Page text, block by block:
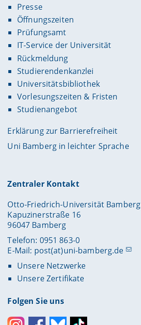
Presse
Öffnungszeiten
Prüfungsamt
IT-Service der Universität
Rückmeldung
Studierendenkanzlei
Universitätsbibliothek
Vorlesungszeiten & Fristen
Studienangebot
Erklärung zur Barrierefreiheit
Uni Bamberg in leichter Sprache
Zentraler Kontakt
Otto-Friedrich-Universität Bamberg
Kapuzinerstraße 16
96047 Bamberg
Telefon: 0951 863-0
E-Mail: post(at)uni-bamberg.de
Unsere Netzwerke
Unsere Zertifikate
Folgen Sie uns